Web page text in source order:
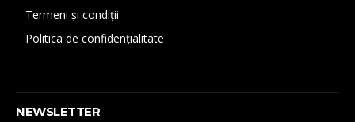
Termeni și condiții
Politica de confidențialitate
NEWSLETTER